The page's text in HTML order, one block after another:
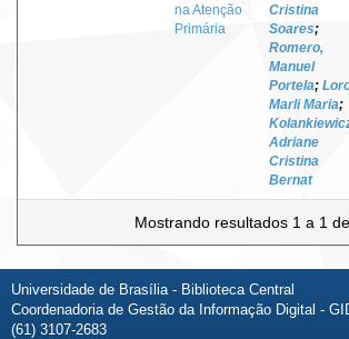
na Atenção
Primária
Cristina
Soares;
Romero,
Manuel
Portela;
Marli Maria;
Adriane
Cristina
Bernat
Mostrando resultados 1 a 1
Universidade de Brasília - Biblioteca Central
Coordenadoria de Gestão da Informação Digital -
(61) 3107-2683